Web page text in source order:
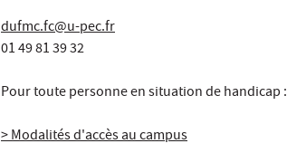
dufmc.fc@u-pec.fr
01 49 81 39 32
Pour toute personne en situation de handicap :
> Modalités d'accès au campus